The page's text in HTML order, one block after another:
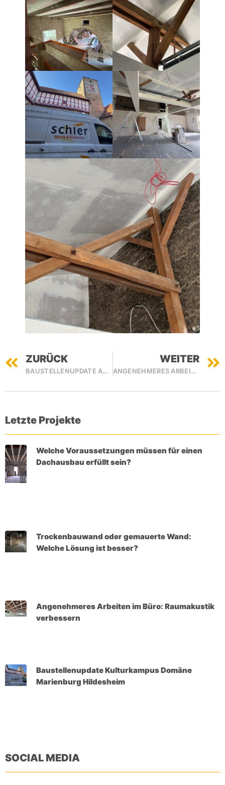
ZURÜCK
BAUSTELLENUPDATE AUS BARSINGHAUSEN
WEITER
ANGENEHMERES ARBEITEN IM BÜRO: RAUMAKUSTIK VERBESSERN
Letzte Projekte
Welche Voraussetzungen müssen für einen
Dachausbau erfüllt sein?
Trockenbauwand oder gemauerte Wand:
Welche Lösung ist besser?
Angenehmeres Arbeiten im Büro: Raumakustik
verbessern
Baustellenupdate Kulturkampus Domäne
Marienburg Hildesheim
SOCIAL MEDIA